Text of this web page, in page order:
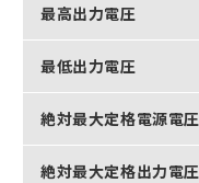
最高出力電圧
最低出力電圧
絶対最大定格電源電圧
絶対最大定格出力電圧